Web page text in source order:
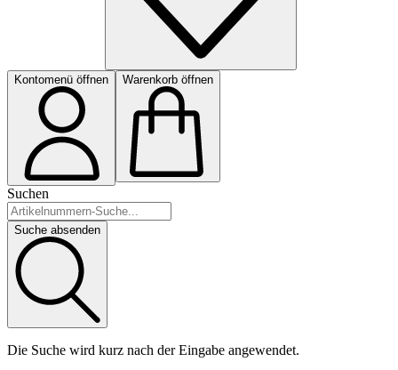
Kontomenü öffnen Warenkorb öffnen
Suchen
Suche absenden
Die Suche wird kurz nach der Eingabe angewendet.